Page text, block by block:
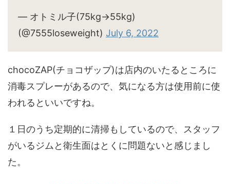
— オトミル子(75kg→55kg)
(@7555loseweight) July 6, 2022
chocoZAP(チョコザップ)は店内のいたるところに
消毒スプレーがあるので、気になる方は使用前に使
われるといいですね。
１日のうち定期的に清掃もしているので、スタッフ
がいるジムと衛生面はとくに問題ないと感じまし
た。